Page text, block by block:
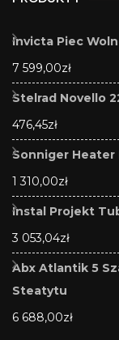
Invicta Piec
7 599,00zł
Stelrad Novello
476,45zł
Sonniger Heater
1 310,00zł
Instal Projekt
3 053,04zł
Abx Atlantik 5
Steatytu
6 688,00zł